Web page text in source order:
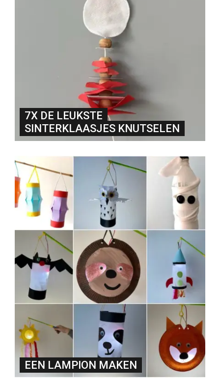
7X DE LEUKSTE
SINTERKLAASJES KNUTSELEN
EEN LAMPION MAKEN